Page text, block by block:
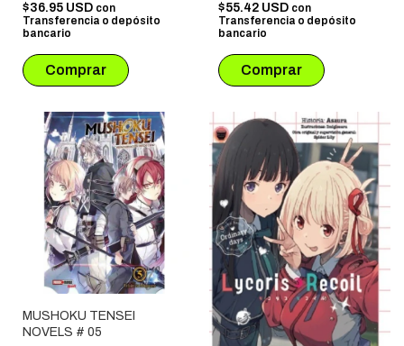
$36.95 USD con
Transferencia o depósito
bancario
$55.42 USD con
Transferencia o depósito
bancario
MUSHOKU TENSEI
NOVELS # 05